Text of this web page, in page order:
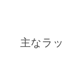
主なラ